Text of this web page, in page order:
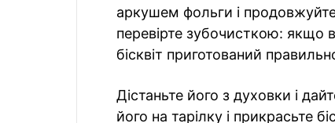
аркушем фольги і
перевірте зубочисткою: якщо
бісквіт приготований
Дістаньте його з духовки і
його на тарілку і прикрасьте